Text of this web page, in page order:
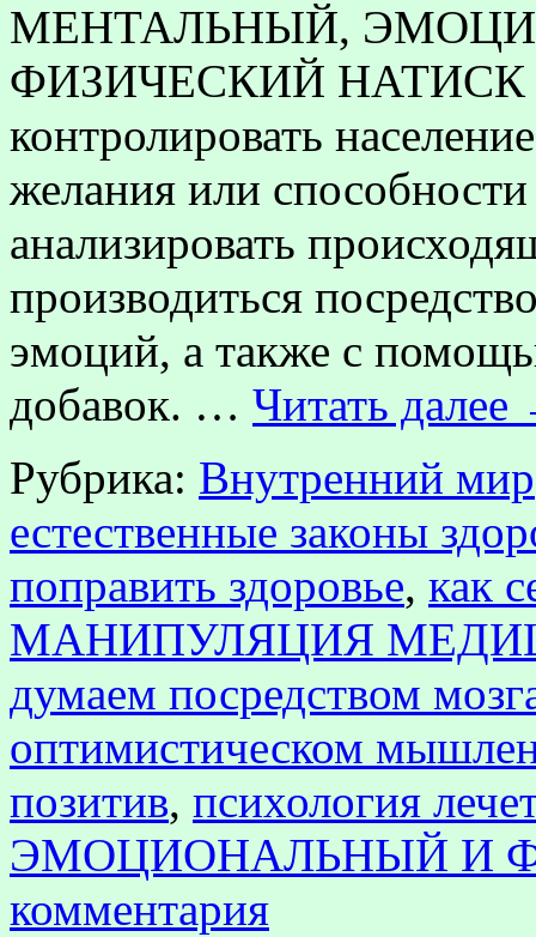
МЕНТАЛЬНЫЙ,
ФИЗИЧЕСКИЙ НАТИСК
контролировать
желания или
анализировать
производиться
эмоций, а также с
добавок. … Читать далее
Рубрика: Внутренний мир
естественные законы
поправить здоровье, как
МАНИПУЛЯЦИЯ
думаем посредством
оптимистическом
позитив, психология лечет
ЭМОЦИОНАЛЬНЫЙ И
комментария